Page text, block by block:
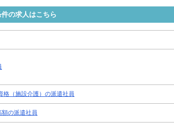
の求人はこちら
格（施設介護）の派遣社員
額の派遣社員